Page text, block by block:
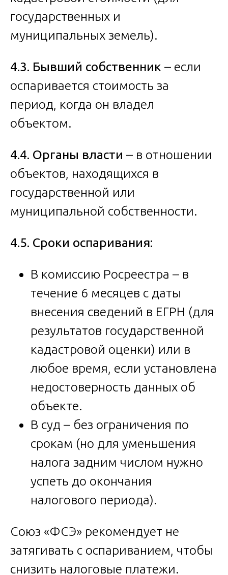
государственных и
муниципальных земель).
4.3. Бывший собственник – если
оспаривается стоимость за
период, когда он владел
объектом.
4.4. Органы власти – в отношении
объектов, находящихся в
государственной или
муниципальной собственности.
4.5. Сроки оспаривания:
В комиссию Росреестра – в
течение 6 месяцев с даты
внесения сведений в ЕГРН (для
результатов государственной
кадастровой оценки) или в
любое время, если установлена
недостоверность данных об
объекте.
В суд – без ограничения по
срокам (но для уменьшения
налога задним числом нужно
успеть до окончания
налогового периода).
Союз «ФСЭ» рекомендует не
затягивать с оспариванием, чтобы
снизить налоговые платежи.